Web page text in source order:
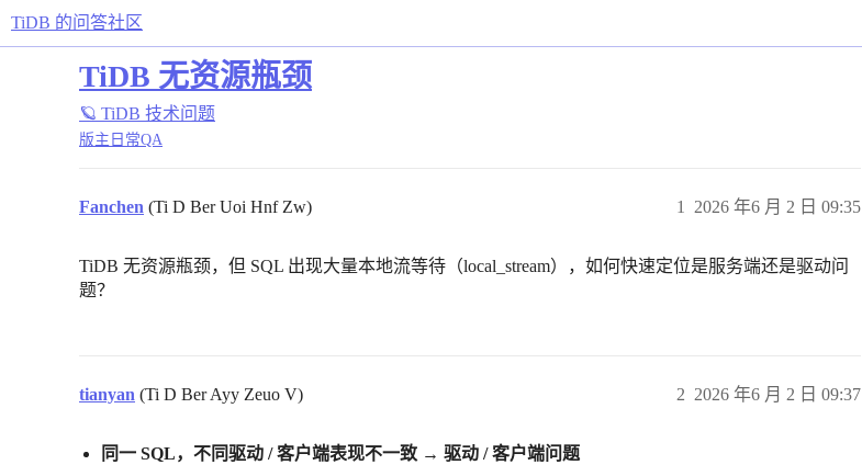
TiDB 的问答社区
TiDB 无资源瓶颈
🪐 TiDB 技术问题
版主日常QA
Fanchen (Ti D Ber Uoi Hnf Zw) 2026 年6 月 2 日 09:35
1
TiDB 无资源瓶颈，但 SQL 出现大量本地流等待（local_stream），如何快速定位是服务端还是驱动问
题？
tianyan (Ti D Ber Ayy Zeuo V) 2026 年6 月 2 日 09:37
2
同一 SQL，不同驱动 / 客户端表现不一致 → 驱动 / 客户端问题